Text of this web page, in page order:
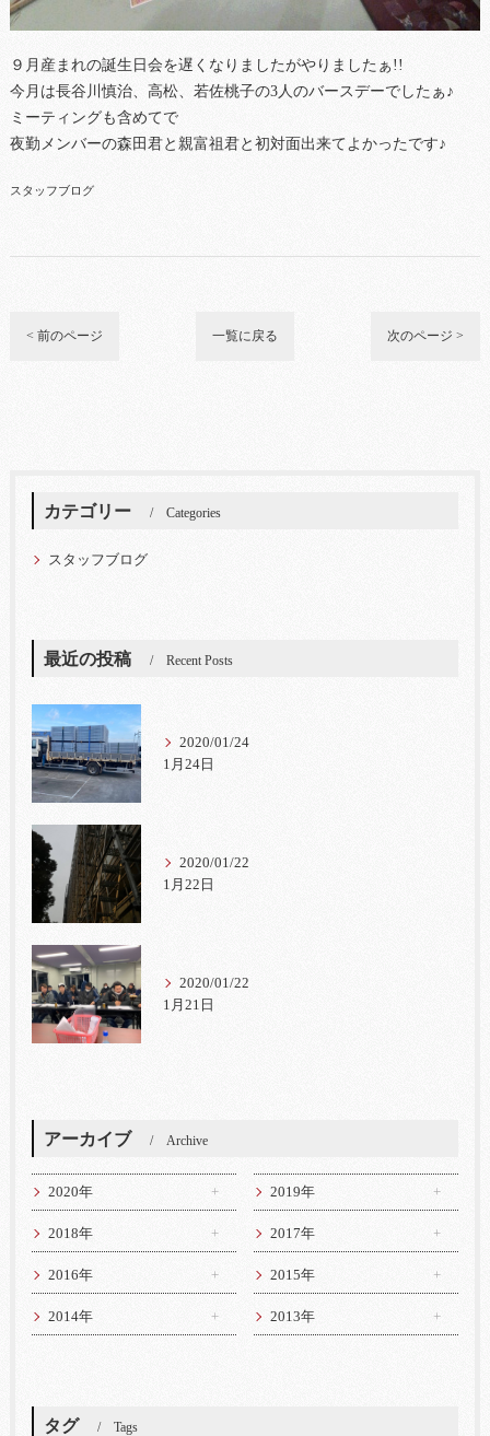
９月産まれの誕生日会を遅くなりましたがやりましたぁ!!
今月は長谷川慎治、高松、若佐桃子の3人のバースデーでしたぁ♪
ミーティングも含めてで
夜勤メンバーの森田君と親富祖君と初対面出来てよかったです♪
スタッフブログ
< 前のページ 一覧に戻る 次のページ >
カテゴリー Categories
スタッフブログ
最近の投稿 Recent Posts
2020/01/24
1月24日
2020/01/22
1月22日
2020/01/22
1月21日
アーカイブ Archive
2020年 2019年
2018年 2017年
2016年 2015年
2014年 2013年
タグ Tags